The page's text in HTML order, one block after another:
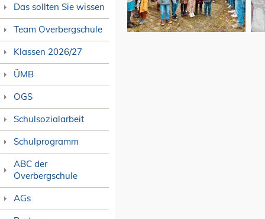
Das sollten Sie wissen
Team Overbergschule
Klassen 2026/27
ÜMB
OGS
Schulsozialarbeit
Schulprogramm
ABC der
Overbergschule
AGs